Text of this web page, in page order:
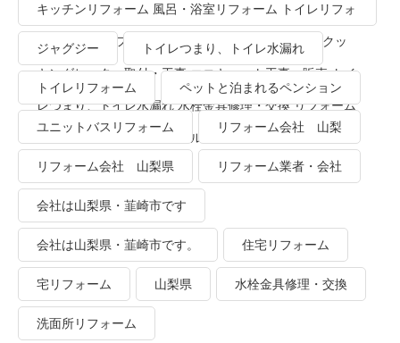
キッチンリフォーム 風呂・浴室リフォーム トイレリフォ
ーム 洗面所リフォーム オール電化リフォーム ＩＨクッ
キングヒーター取付・工事 エコキュート工事・販売 トイ
レつまり、トイレ水漏れ 水栓金具修理・交換 リフォーム
業者・会社 ＴＯＴＯリモデルクラブ
ジャグジー トイレつまり、トイレ水漏れ
トイレリフォーム ペットと泊まれるペンション
ユニットバスリフォーム リフォーム会社 山梨
リフォーム会社 山梨県 リフォーム業者・会社
会社は山梨県・韮崎市です
会社は山梨県・韮崎市です。 住宅リフォーム
宅リフォーム 山梨県 水栓金具修理・交換
洗面所リフォーム